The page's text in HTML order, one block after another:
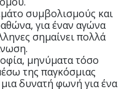
συμβολισμούς και
για έναν αγώνα
σημαίνει πολλά
μηνύματα τόσο
της παγκόσμιας
δυνατή φωνή για ένα